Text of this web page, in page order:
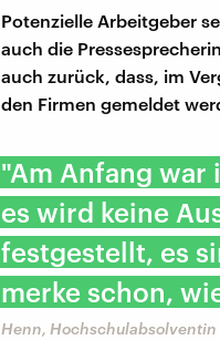
Potenzielle Arbeitgeber
auch die
auch zurück, dass, im
den Firmen gemeldet
"Am Anfang
es wird keine
festgestellt, es
merke schon,
Henn, Hochschulabsolventin